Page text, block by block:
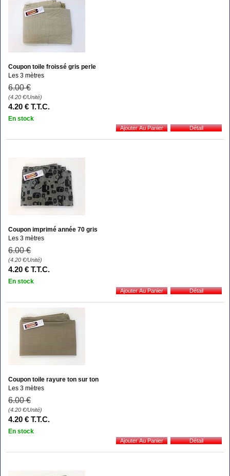
Coupon toile froissé gris perle
Les 3 mètres
6.00 €
(4.20 €/Unité)
4.20 € T.T.C.
En stock
Coupon imprimé année 70 gris
Les 3 mètres
6.00 €
(4.20 €/Unité)
4.20 € T.T.C.
En stock
Coupon toile rayure ton sur ton
Les 3 mètres
6.00 €
(4.20 €/Unité)
4.20 € T.T.C.
En stock